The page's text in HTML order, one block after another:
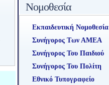
Νομοθεσία
Εκπαιδευτική Νομοθεσία
Συνήγορος Των ΑΜΕΑ
Συνήγορος Του Παιδιού
Συνήγορος Του Πολίτη
Εθνικό Τυπογραφείο